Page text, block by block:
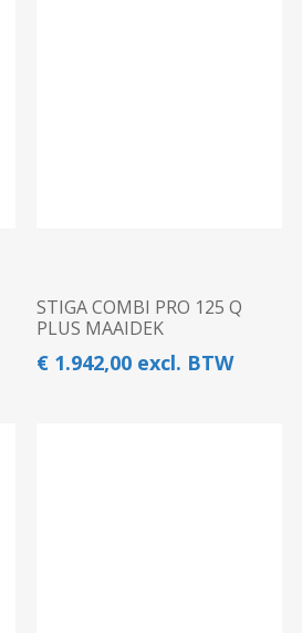
STIGA COMBI PRO 125 Q
PLUS MAAIDEK
€ 1.942,00 excl. BTW